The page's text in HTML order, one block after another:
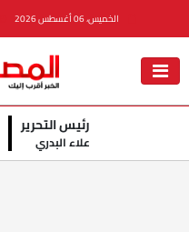
الخميس، 06 أغسطس 2026
رئيس التحرير
علاء البدري